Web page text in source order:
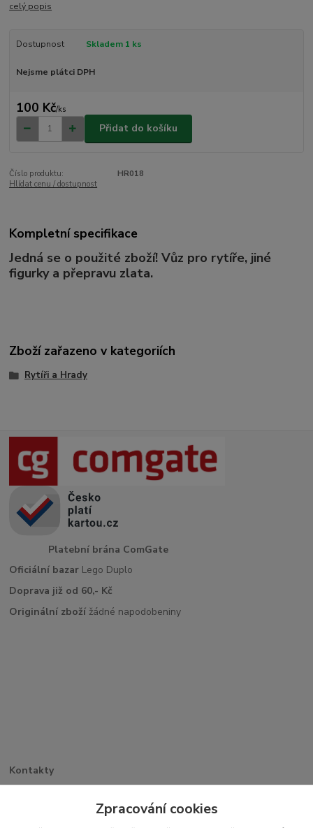
celý popis
Dostupnost Skladem 1 ks
Nejsme plátci DPH
100 Kč/ks
Přidat do košíku
Číslo produktu:
HR018
Hlídat cenu / dostupnost
Kompletní specifikace
Jedná se o použité zboží! Vůz pro rytíře, jiné
figurky a přepravu zlata.
Zboží zařazeno v kategoriích
Rytíři a Hrady
Platební brána ComGate
Oficiální bazar Lego Duplo
Doprava již od 60,- Kč
Originální zboží žádné napodobeniny
Kontakty
Zpracování cookies